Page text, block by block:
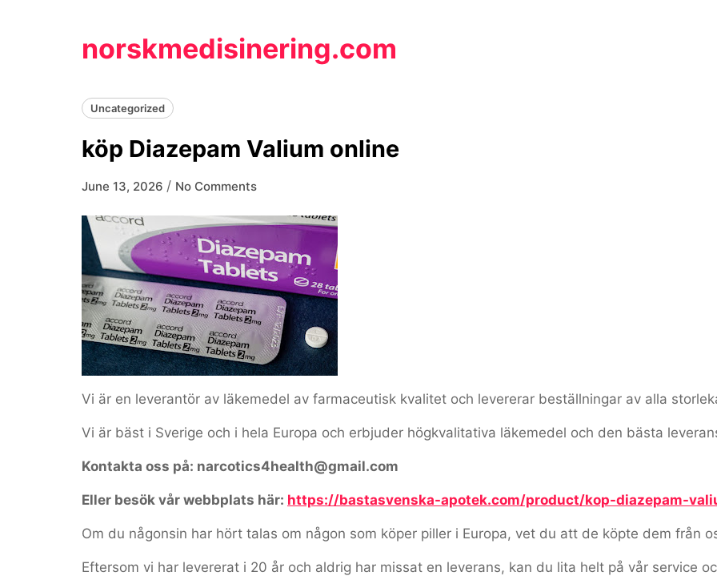
norskmedisinering.com
Uncategorized
köp Diazepam Valium online
June 13, 2026 / No Comments
Vi är en leverantör av läkemedel av farmaceutisk kvalitet och levererar beställningar av alla
Vi är bäst i Sverige och i hela Europa och erbjuder högkvalitativa läkemedel och den bästa
Kontakta oss på: narcotics4health@gmail.com
Eller besök vår webbplats här: https://bastasvenska-apotek.com/product/kop-diazepam-
Om du någonsin har hört talas om någon som köper piller i Europa, vet du att de köpte dem från
Eftersom vi har levererat i 20 år och aldrig har missat en leverans, kan du lita helt på vår service